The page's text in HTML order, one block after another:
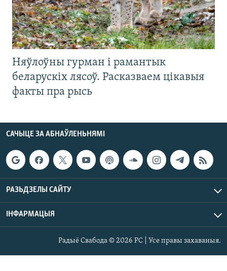
Няўлоўны гурман і рамантык
беларускіх лясоў. Расказваем цікавыя
факты пра рысь
САЧЫЦЕ ЗА АБНАЎЛЕНЬНЯМІ
РАЗЬДЗЕЛЫ САЙТУ
ІНФАРМАЦЫЯ
Радыё Свабода © 2026 РС | Усе правы захаваныя.